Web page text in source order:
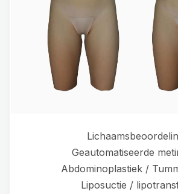
Geautomatiseerde
Abdominoplastiek /
Liposuctie /